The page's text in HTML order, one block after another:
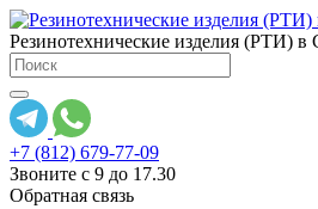
Резинотехнические изделия (РТИ) в
+7 (812) 679-77-09
Звоните с 9 до 17.30
Обратная связь